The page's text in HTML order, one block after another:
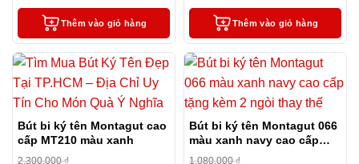
Thêm vào giỏ hàng Thêm vào giỏ hàng
Bút bi ký tên Montagut cao
cấp MT210 màu xanh
2.300.000₫
Bút bi ký tên Montagut 066
màu xanh navy cao cấp
tặng kèm 2 ngòi thay thế
1.080.000₫